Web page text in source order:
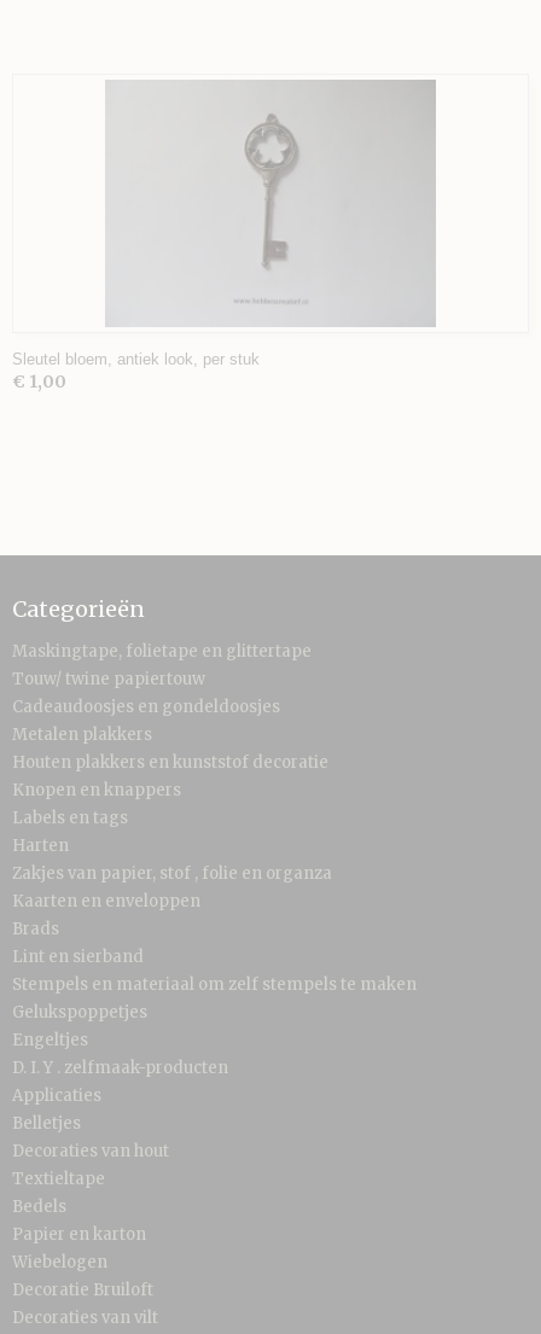
Sleutel bloem, antiek look, per stuk
€ 1,00
Categorieën
Maskingtape, folietape en glittertape
Touw/ twine papiertouw
Cadeaudoosjes en gondeldoosjes
Metalen plakkers
Houten plakkers en kunststof decoratie
Knopen en knappers
Labels en tags
Harten
Zakjes van papier, stof , folie en organza
Kaarten en enveloppen
Brads
Lint en sierband
Stempels en materiaal om zelf stempels te maken
Gelukspoppetjes
Engeltjes
D. I. Y . zelfmaak-producten
Applicaties
Belletjes
Decoraties van hout
Textieltape
Bedels
Papier en karton
Wiebelogen
Decoratie Bruiloft
Decoraties van vilt